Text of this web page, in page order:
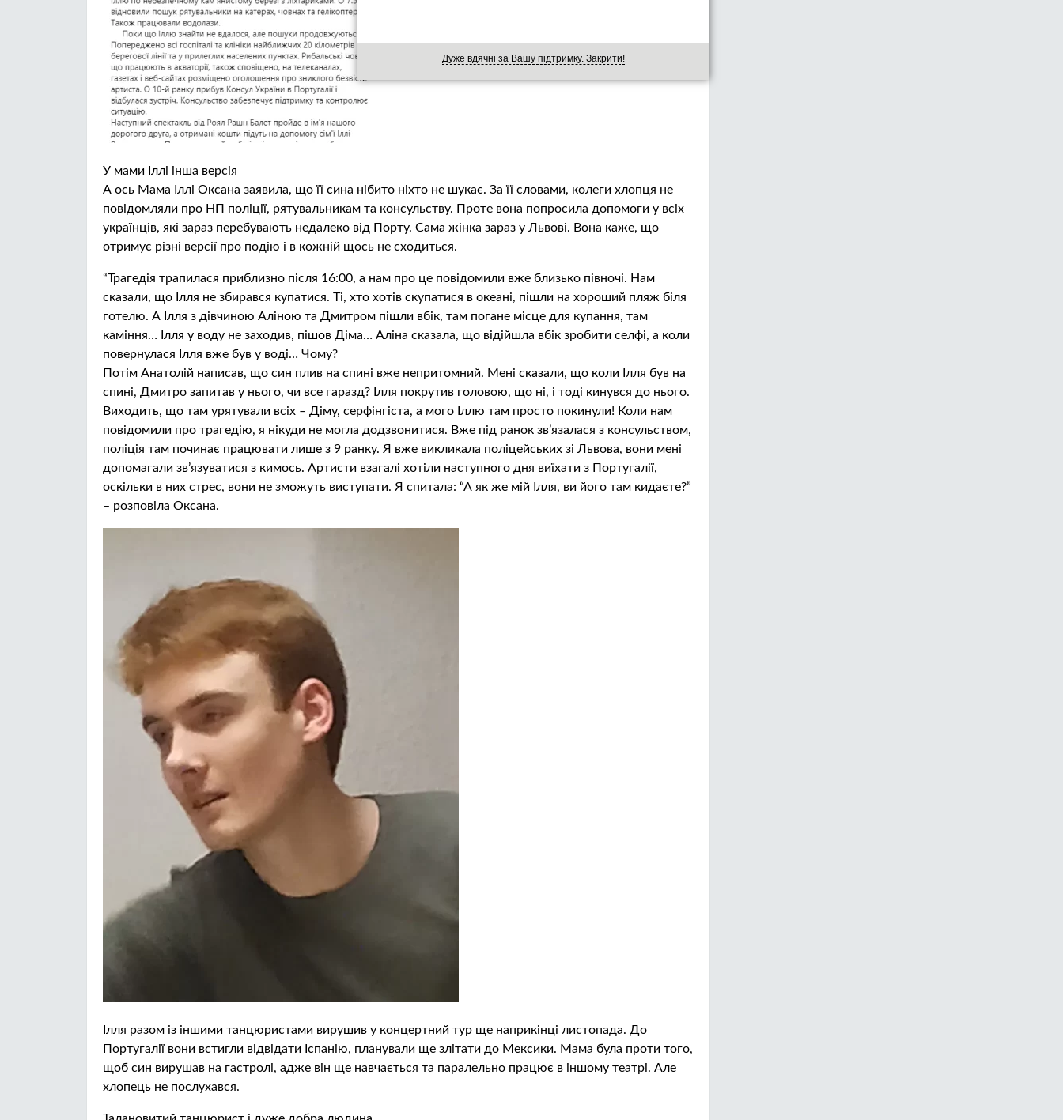
Дуже вдячні за Вашу підтримку. Закрити!
У мами Іллі інша версія
А ось Мама Іллі Оксана заявила, що її сина нібито ніхто не шукає. За її словами, колеги хлопця не
повідомляли про НП поліції, рятувальникам та консульству. Проте вона попросила допомоги у всіх
українців, які зараз перебувають недалеко від Порту. Сама жінка зараз у Львові. Вона каже, що
отримує різні версії про подію і в кожній щось не сходиться.
“Трагедія трапилася приблизно після 16:00, а нам про це повідомили вже близько півночі. Нам
сказали, що Ілля не збирався купатися. Ті, хто хотів скупатися в океані, пішли на хороший пляж біля
готелю. А Ілля з дівчиною Аліною та Дмитром пішли вбік, там погане місце для купання, там
каміння… Ілля у воду не заходив, пішов Діма… Аліна сказала, що відійшла вбік зробити селфі, а коли
повернулася Ілля вже був у воді… Чому?
Потім Анатолій написав, що син плив на спині вже непритомний. Мені сказали, що коли Ілля був на
спині, Дмитро запитав у нього, чи все гаразд? Ілля покрутив головою, що ні, і тоді кинувся до нього.
Виходить, що там урятували всіх – Діму, серфінгіста, а мого Іллю там просто покинули! Коли нам
повідомили про трагедію, я нікуди не могла додзвонитися. Вже під ранок зв’язалася з консульством,
поліція там починає працювати лише з 9 ранку. Я вже викликала поліцейських зі Львова, вони мені
допомагали зв’язуватися з кимось. Артисти взагалі хотіли наступного дня виїхати з Португалії,
оскільки в них стрес, вони не зможуть виступати. Я спитала: “А як же мій Ілля, ви його там кидаєте?”
– розповіла Оксана.
Ілля разом із іншими танцюристами вирушив у концертний тур ще наприкінці листопада. До
Португалії вони встигли відвідати Іспанію, планували ще злітати до Мексики. Мама була проти того,
щоб син вирушав на гастролі, адже він ще навчається та паралельно працює в іншому театрі. Але
хлопець не послухався.